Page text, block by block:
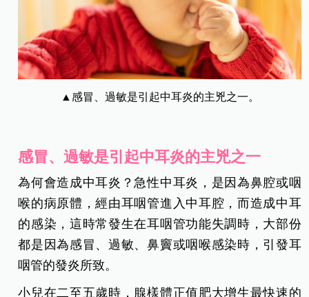
▲感冒、過敏是引起中耳炎的主兇之一。
感冒、過敏是引起中耳炎的主兇之一
為何會造成中耳炎？急性中耳炎，是因為鼻腔或咽
喉的病原體，經由耳咽管進入中耳腔，而造成中耳
的感染，這時常發生在耳咽管功能失調時，大部份
都是因為感冒、過敏、鼻竇或咽喉感染時，引發耳
咽管的發炎所致。
小兒在二至五歲時，腺樣體正值肥大增生最快速的